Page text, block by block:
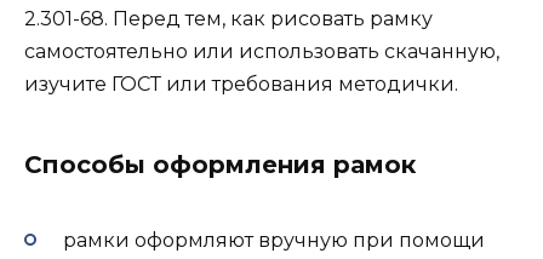
2.301-68. Перед тем, как рисовать рамку
самостоятельно или использовать скачанную,
изучите ГОСТ или требования методички.
Способы оформления рамок
рамки оформляют вручную при помощи